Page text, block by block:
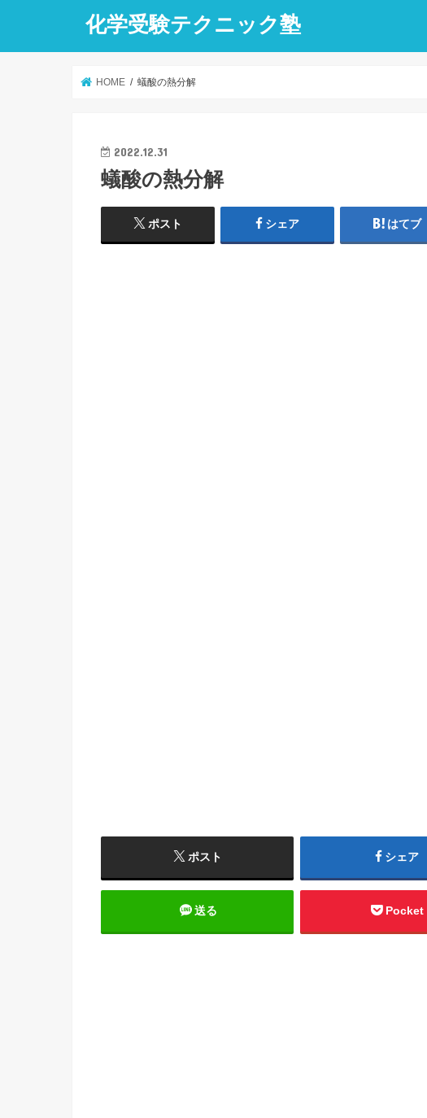
化学受験テクニック塾
HOME 蟻酸の熱分解
2022.12.31
蟻酸の熱分解
ポスト シェア はてブ
ポスト シェア
送る Pocket